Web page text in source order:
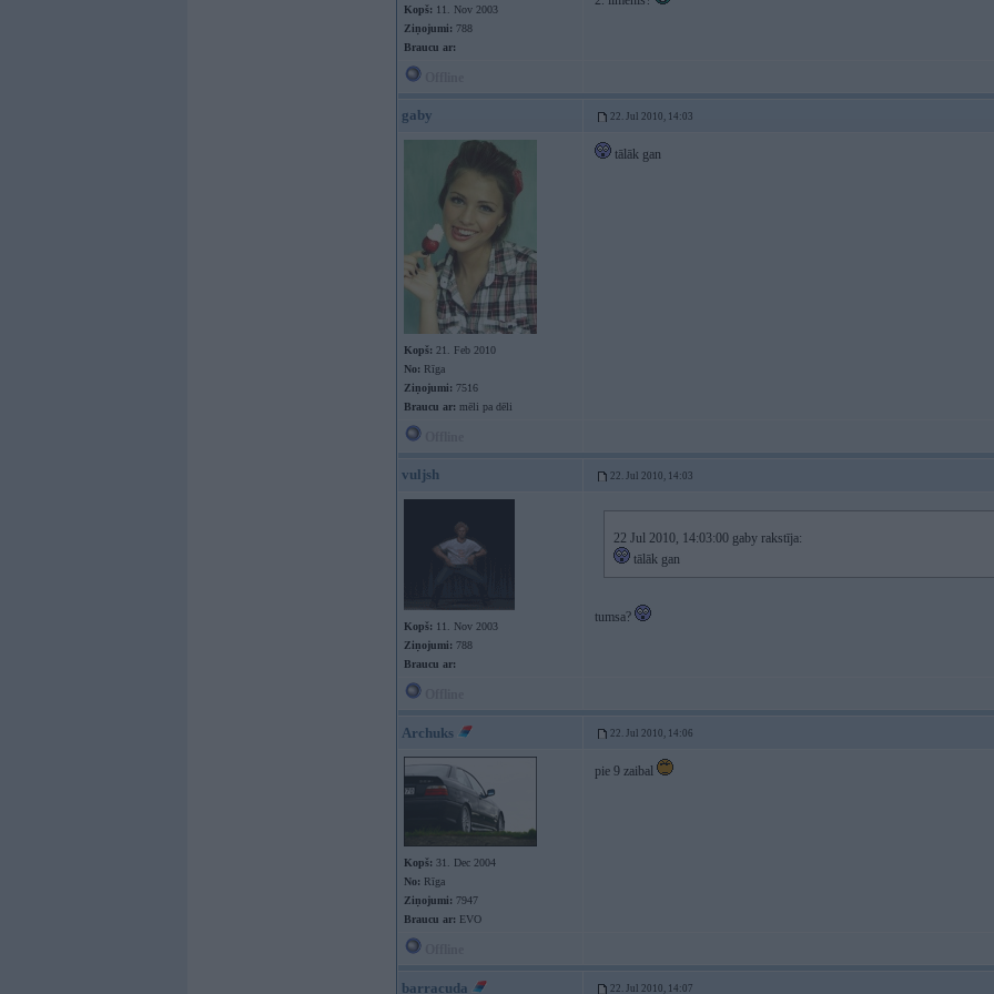
Kopš: 11. Nov 2003
Ziņojumi: 788
Braucu ar:
gaby 22. Jul 2010, 14:03
Kopš: 21. Feb 2010
No: Rīga
Ziņojumi: 7516
Braucu ar: mēli pa dēli
tālāk gan
vuljsh 22. Jul 2010, 14:03
Kopš: 11. Nov 2003
Ziņojumi: 788
Braucu ar:
22 Jul 2010, 14:03:00 gaby rakstīja:
tālāk gan
tumsa?
Archuks 22. Jul 2010, 14:06
Kopš: 31. Dec 2004
No: Rīga
Ziņojumi: 7947
Braucu ar: EVO
pie 9 zaibal
barracuda 22. Jul 2010, 14:07